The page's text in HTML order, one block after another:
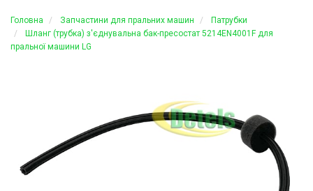
Головна Запчастини для пральних машин
Патрубки
Шланг (трубка) з'єднувальна бак-пресостат 5214EN4001F для
пральної машини LG